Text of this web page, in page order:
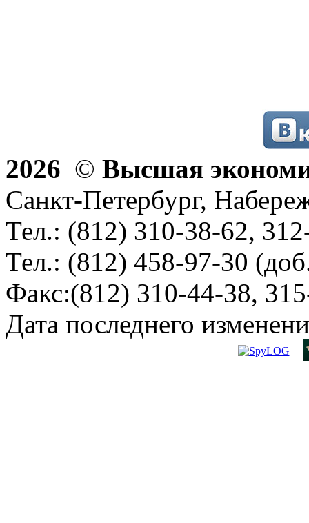
2026 © Высшая
Санкт-Петербург,
Тел.: (812) 310-38-62,
Тел.: (812) 458-97-30
Факс:(812) 310-44-38,
Дата последнего